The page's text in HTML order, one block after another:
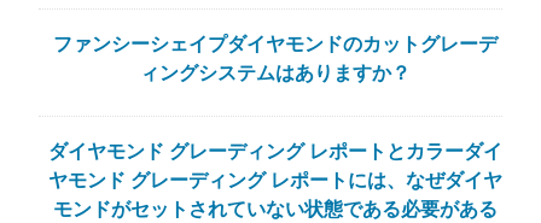
ファンシーシェイプダイヤモンドのカットグレーデ
ィングシステムはありますか？
ダイヤモンド グレーディング レポートとカラーダイ
ヤモンド グレーディング レポートには、なぜダイヤ
モンドがセットされていない状態である必要がある